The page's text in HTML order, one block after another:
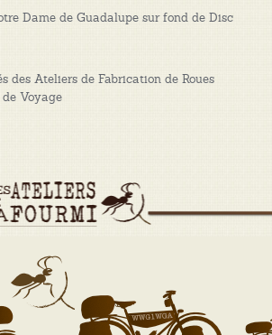
Dame de Guadalupe sur fond de Disc
des Ateliers de Fabrication de Roues
Voyage